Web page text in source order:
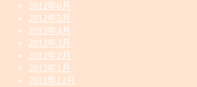
2012年6月
2012年5月
2012年4月
2012年3月
2012年2月
2012年1月
2011年12月